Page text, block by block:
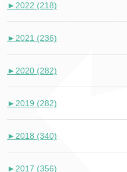
► 2022 (218)
► 2021 (236)
► 2020 (282)
► 2019 (282)
► 2018 (340)
► 2017 (356)